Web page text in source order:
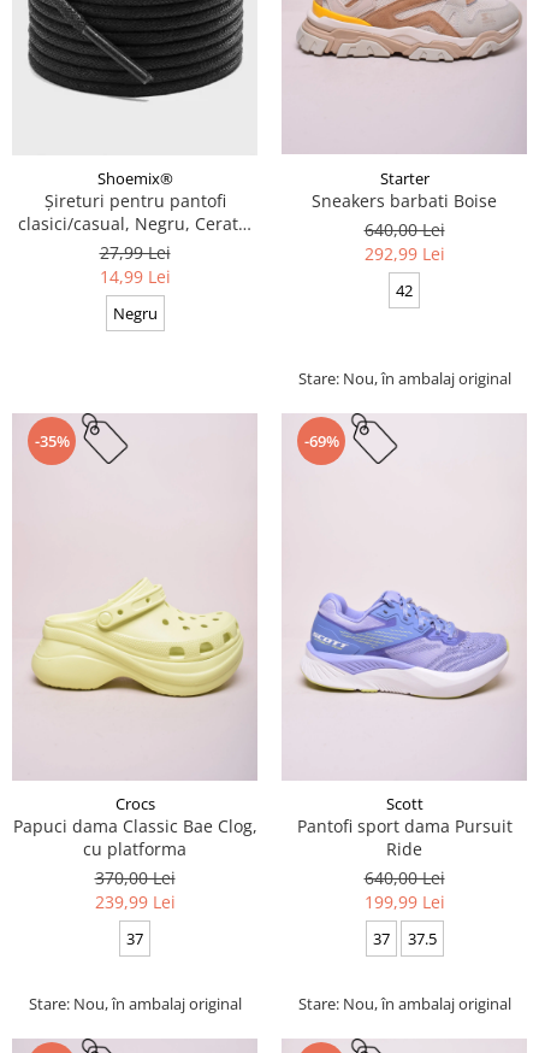
Shoemix®
Șireturi pentru pantofi
clasici/casual, Negru, Cerate,
Calitate premium, 110 cm x
0.3 cm
27,99 Lei
14,99 Lei
Negru
Starter
Sneakers barbati Boise
640,00 Lei
292,99 Lei
42
Stare: Nou, în ambalaj original
-35%
Crocs
Papuci dama Classic Bae Clog,
cu platforma
370,00 Lei
239,99 Lei
37
Stare: Nou, în ambalaj original
-69%
Scott
Pantofi sport dama Pursuit
Ride
640,00 Lei
199,99 Lei
37 37.5
Stare: Nou, în ambalaj original